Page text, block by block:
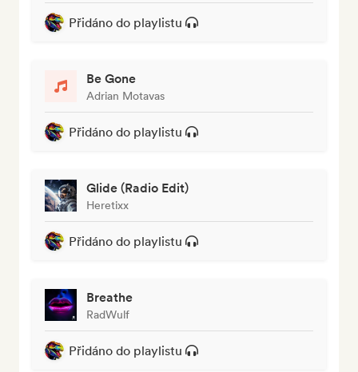
Přidáno do playlistu
Be Gone
Adrian Motavas
Přidáno do playlistu
Glide (Radio Edit)
Heretixx
Přidáno do playlistu
Breathe
RadWulf
Přidáno do playlistu